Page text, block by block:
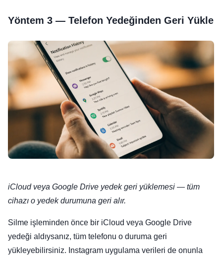
Yöntem 3 — Telefon Yedeğinden Geri Yükle
iCloud veya Google Drive yedek geri yüklemesi — tüm
cihazı o yedek durumuna geri alır.
Silme işleminden önce bir iCloud veya Google Drive
yedeği aldıysanız, tüm telefonu o duruma geri
yükleyebilirsiniz. Instagram uygulama verileri de onunla